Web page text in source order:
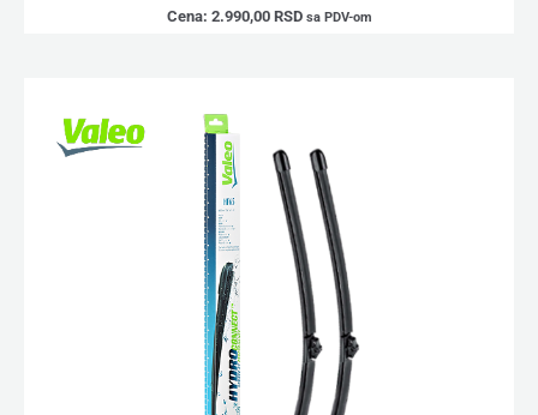
Cena: 2.990,00 RSD sa PDV-om